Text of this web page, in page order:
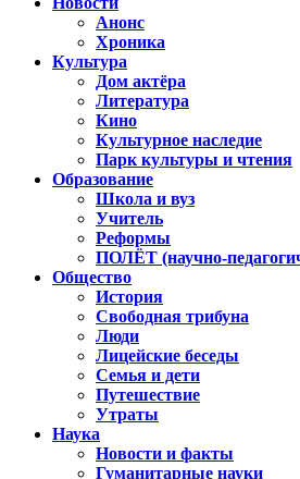
Анонс
Хроника
Культура
Дом актёра
Литература
Кино
Культурное наследие
Парк культуры и чтения
Образование
Школа и вуз
Учитель
Реформы
ПОЛЁТ (научно-
Общество
История
Свободная трибуна
Люди
Лицейские беседы
Семья и дети
Путешествие
Утраты
Наука
Новости и факты
Гуманитарные науки